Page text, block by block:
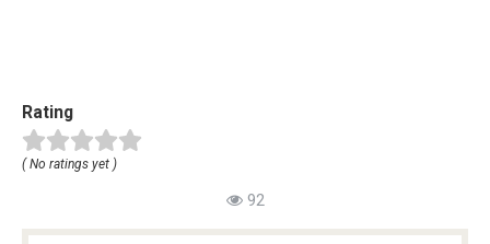
Rating
( No ratings yet )
92